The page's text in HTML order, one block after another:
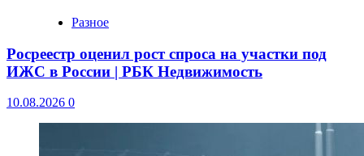
Разное
Росреестр оценил рост спроса на участки под
ИЖС в России | РБК Недвижимость
10.08.2026 0